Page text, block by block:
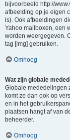
bijvoorbeeld http://
afbeelding op je eigen
is). Ook afbeeldingen
Yahoo mailboxen, een
worden weergegeven.
tag [img] gebruiken.
Omhoog
Wat zijn globale
Globale mededelingen
komt ze dan ook op
en in het
plaatsen hangt af van
beheerder.
Omhoog